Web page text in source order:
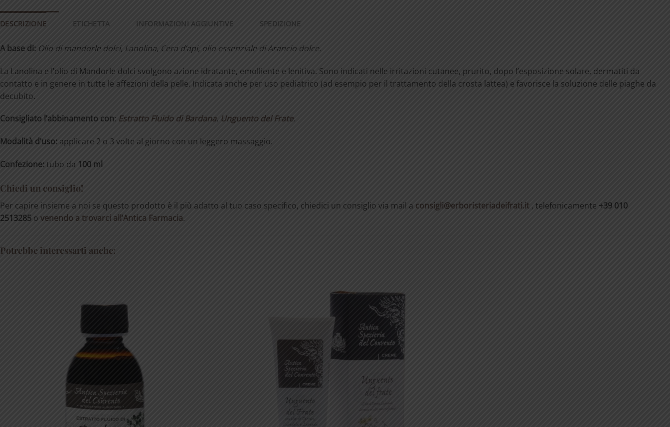
DESCRIZIONE ETICHETTA INFORMAZIONI AGGIUNTIVE SPEDIZIONE
Abase di: Olio di mandorle dolci, Lanolina, Cera d’api, olio essenziale diArancio dolce.
La Lanolina e l’olio di Mandorle dolci svolgono azione idratante, emolliente e lenitiva. Sono indicati nelle irritazioni cutanee, prurito, dopo l’esposizione solare, dermatiti da
contatto e in genere in tutte le affezioni della pelle. Indicata anche per uso pediatrico (ad esempio per il trattamento della crosta lattea) e favorisce la soluzione delle piaghe da
decubito.
Consigliato l’abbinamento con: Estratto Fluido di Bardana, Unguento del Frate.
Modalità d’uso: applicare 2 o 3 volte al giorno con un leggero massaggio.
Confezione: tubo da 100 ml
Chiedi un consiglio!
Per capire insieme a noi se questo prodotto è il più adatto al tuo caso specifico, chiedici un consiglio via mail a consigli@erboristeriadeifrati.it , telefonicamente +39 010
2513285 o venendo a trovarci all’Antica Farmacia.
Potrebbe interessarti anche: